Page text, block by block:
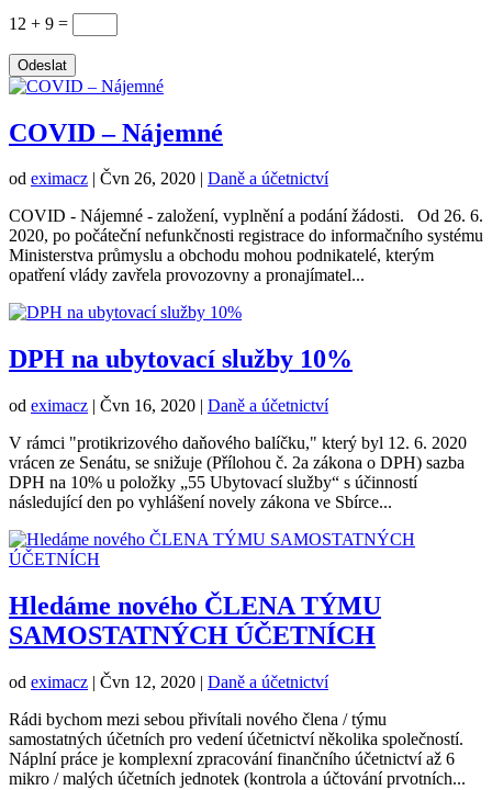
12 + 9 =
Odeslat
COVID – Nájemné
od eximacz Čvn 26, 2020
Daně a účetnictví
COVID - Nájemné - založení, vyplnění a podání žádosti. Od 26. 6.
2020, po počáteční nefunkčnosti registrace do informačního systému
Ministerstva průmyslu a obchodu mohou podnikatelé, kterým
opatření vlády zavřela provozovny a pronajímatel...
DPH na ubytovací služby 10%
od eximacz | Čvn 16, 2020 | Daně a účetnictví
V rámci "protikrizového daňového balíčku," který byl 12. 6. 2020
vrácen ze Senátu, se snižuje (Přílohou č. 2a zákona o DPH) sazba
DPH na 10% u položky „55 Ubytovací služby“ s účinností
následující den po vyhlášení novely zákona ve Sbírce...
Hledáme nového ČLENA TÝMU
SAMOSTATNÝCH ÚČETNÍCH
od eximacz | Čvn 12, 2020 | Daně a účetnictví
Rádi bychom mezi sebou přivítali nového člena / týmu
samostatných účetních pro vedení účetnictví několika společností.
Náplní práce je komplexní zpracování finančního účetnictví až 6
mikro / malých účetních jednotek (kontrola a účtování prvotních...